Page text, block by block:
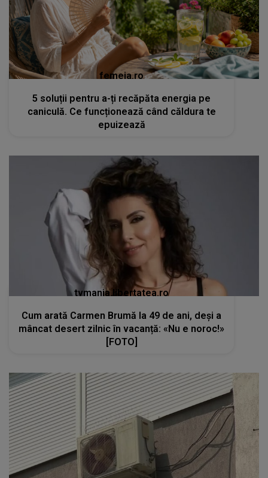
femeia.ro
5 soluții pentru a-ți recăpăta energia pe
caniculă. Ce funcționează când căldura te
epuizează
tvmania.libertatea.ro
Cum arată Carmen Brumă la 49 de ani, deși a
mâncat desert zilnic în vacanță: «Nu e noroc!»
[FOTO]